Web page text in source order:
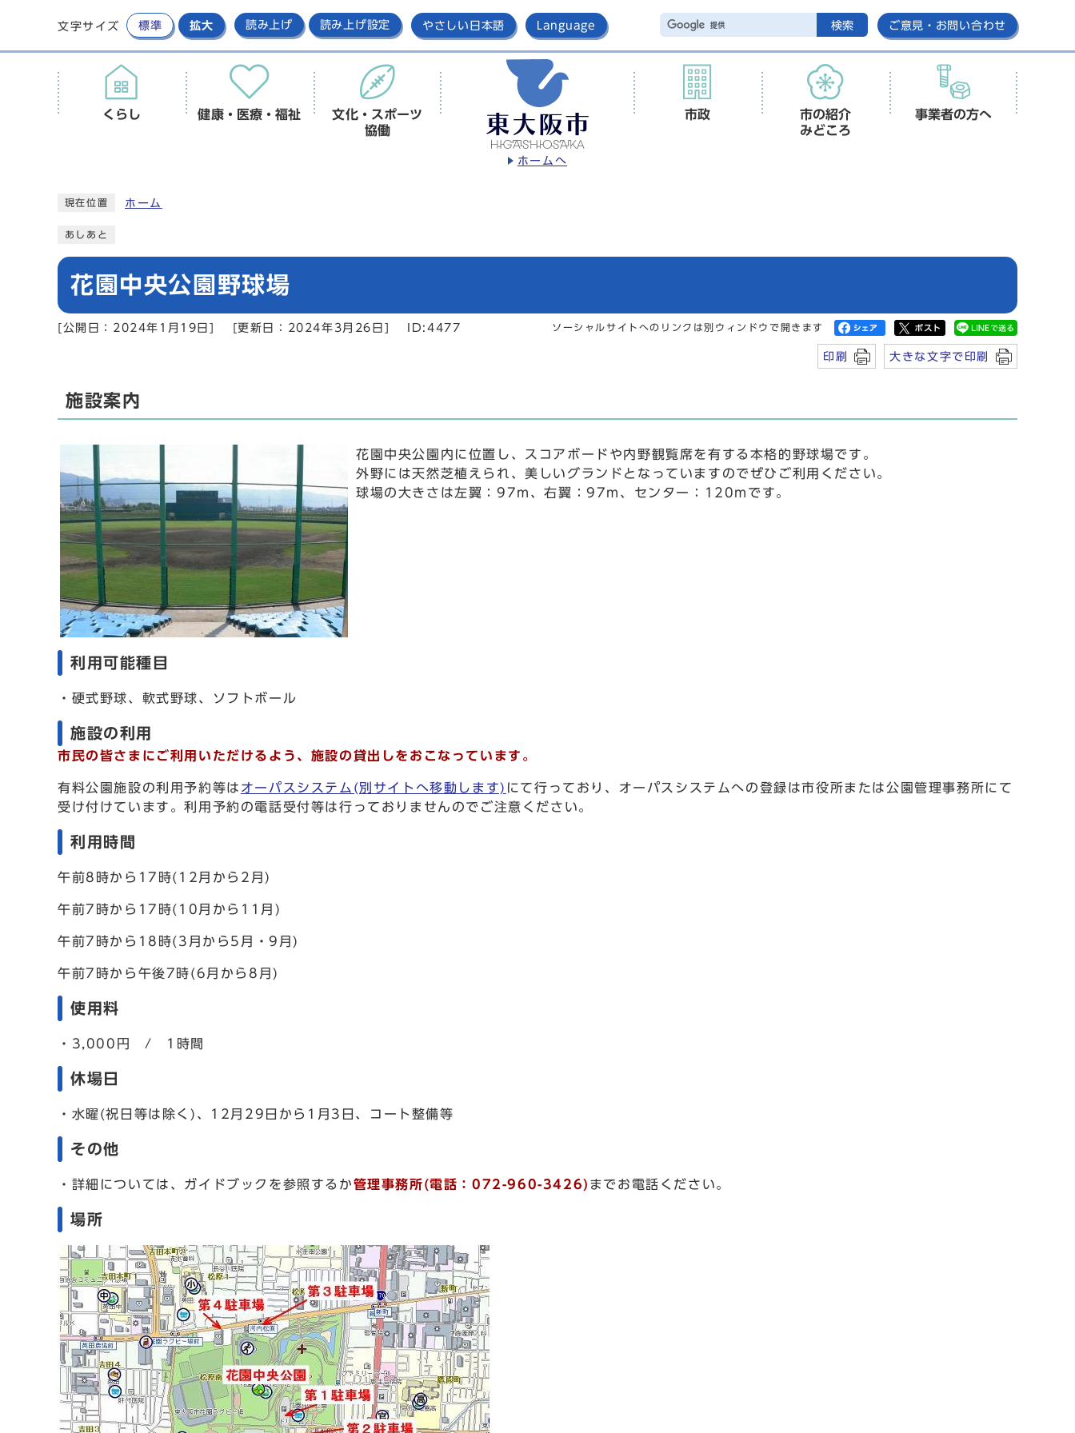
文字サイズ 標準 拡大 読み上げ 読み上げ設定 やさしい日本語 Language 検索 ご意見・お問い合わせ
ホームへ
くらし 健康・医療・福祉
文化・スポーツ
協働
市政
市の紹介
みどころ
事業者の方へ
現在位置 ホーム
あしあと
花園中央公園野球場
[公開日：2024年1月19日] [更新日：2024年3月26日] ID:4477 ソーシャルサイトへのリンクは別ウィンドウで開きます
印刷 大きな文字で印刷
施設案内
花園中央公園内に位置し、スコアボードや内野観覧席を有する本格的野球場です。
外野には天然芝植えられ、美しいグランドとなっていますのでぜひご利用ください。
球場の大きさは左翼：97m、右翼：97m、センター：120mです。
利用可能種目
・硬式野球、軟式野球、ソフトボール
施設の利用
市民の皆さまにご利用いただけるよう、施設の貸出しをおこなっています。
有料公園施設の利用予約等は オーパスシステム(別サイトへ移動します) にて行っており、オーパスシステムへの登録は市役所または公園管理事務所にて
受け付けています。利用予約の電話受付等は行っておりませんのでご注意ください。
利用時間
午前8時から17時(12月から2月)
午前7時から17時(10月から11月)
午前7時から18時(3月から5月・9月)
午前7時から午後7時(6月から8月)
使用料
・3,000円 / 1時間
休場日
・水曜(祝日等は除く)、12月29日から1月3日、コート整備等
その他
・詳細については、ガイドブックを参照するか管理事務所(電話：072-960-3426) までお電話ください。
場所